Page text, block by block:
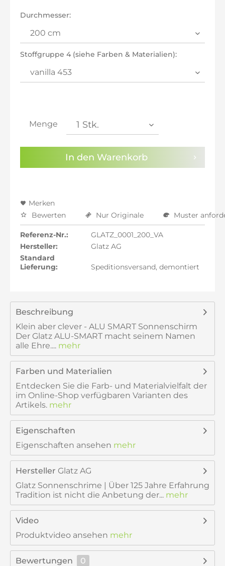
Kenntnis genommen.
inkl. 21% MwSt.: 640,59 €
inkl. 22% MwSt.: 645,88 €
Durchmesser:
Stoffgruppe 4 (siehe Farben & Materialien):
Menge
In den Warenkorb
Merken
Bewerten
Nur Originale Muster
Referenz-Nr.:
GLATZ_0001_200_VA
Hersteller:
Glatz AG
Standard
Lieferung:
Speditionsversand, demontiert
Beschreibung
Klein aber clever - ALU SMART Sonnenschirm
Der Glatz ALU-SMART macht seinem Namen
alle Ehre.... mehr
Farben und Materialien
Entdecken Sie die Farb- und Materialvielfalt der
im Online-Shop verfügbaren Varianten des
Artikels. mehr
Eigenschaften
Eigenschaften ansehen mehr
Hersteller Glatz AG
Glatz Sonnenschrime | Über 125 Jahre Erfahrung
Tradition ist nicht die Anbetung der... mehr
Video
Produktvideo ansehen mehr
Bewertungen
0